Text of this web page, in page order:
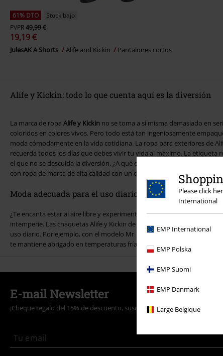
Please click
International
EMP International
EMP Polska
EMP Suomi
EMP Danmark
Large Belgique
61% DTO
Stock bajo
PVPR49,99 €
19,19 €
JulesAK A Shorts Alife and Kickin Pantalones cortos
Alife y Kickin: todo lo que cuenta aquí es la diversión
La marca de ropa Alife y Kickin no se toma a sí misma demasiado en
coloridos en colores vivos. Pero todo está tan ingeniosamente
moda cómodamente en la vida cotidiana. La ropa para exteriores de
recuerda todos los días que debes vivir tu vida al máximo. La etiqueta
el que no se descuida la diversión. ¿A qué esperas? ¡Haz clic en la
con ropa de marca de alta calidad con un diseño moderno!
Moda adecuada para el uso diario según su gusto
¿Te encanta estar al aire libre y experimentar la naturaleza? Entonces
intemperie. Las chaquetas Alife y Kickin de EMP combinan un gran
uso diario. Por ejemplo, con el modelo Mr. Diamond encontrarás una
te mantiene abrigado en temperaturas frías. En términos de estilo, la
E-mail Newsletter
¡Cheque regalo del 15% de descuento, suscríbete ahora!Más